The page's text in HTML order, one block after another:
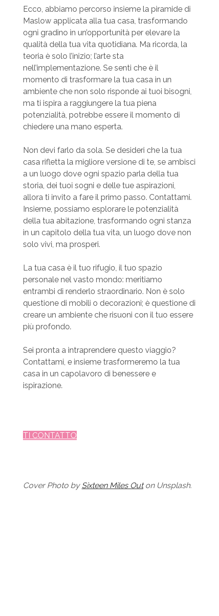
Ecco, abbiamo percorso insieme la piramide di
Maslow applicata alla tua casa, trasformando
ogni gradino in un’opportunità per elevare la
qualità della tua vita quotidiana. Ma ricorda, la
teoria è solo l’inizio; l’arte sta
nell’implementazione. Se senti che è il
momento di trasformare la tua casa in un
ambiente che non solo risponde ai tuoi bisogni,
ma ti ispira a raggiungere la tua piena
potenzialità, potrebbe essere il momento di
chiedere una mano esperta.
Non devi farlo da sola. Se desideri che la tua
casa rifletta la migliore versione di te, se ambisci
a un luogo dove ogni spazio parla della tua
storia, dei tuoi sogni e delle tue aspirazioni,
allora ti invito a fare il primo passo. Contattami.
Insieme, possiamo esplorare le potenzialità
della tua abitazione, trasformando ogni stanza
in un capitolo della tua vita, un luogo dove non
solo vivi, ma prosperi.
La tua casa è il tuo rifugio, il tuo spazio
personale nel vasto mondo: meritiamo
entrambi di renderlo straordinario. Non è solo
questione di mobili o decorazioni; è questione di
creare un ambiente che risuoni con il tuo essere
più profondo.
Sei pronta a intraprendere questo viaggio?
Contattami, e insieme trasformeremo la tua
casa in un capolavoro di benessere e
ispirazione.
TI CONTATTO
Cover Photo by Sixteen Miles Out on Unsplash.